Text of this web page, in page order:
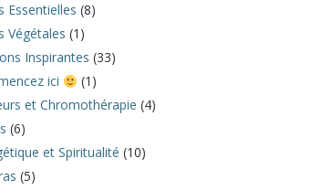
Essentielles (8)
Végétales (1)
Inspirantes (33)
ici
(1)
et Chromothérapie (4)
(6)
et Spiritualité (10)
(5)